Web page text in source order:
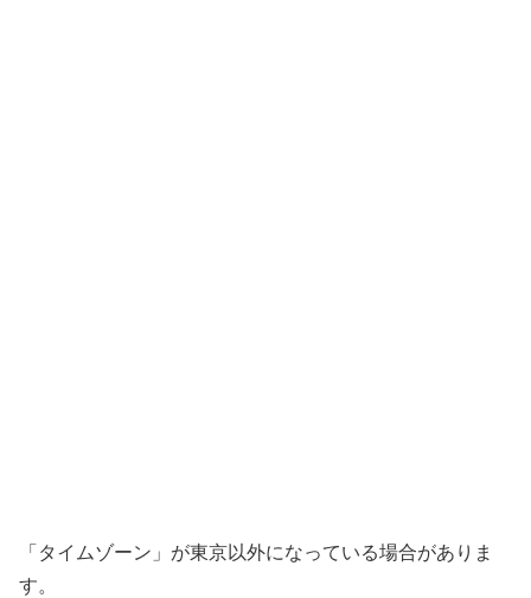
「タイムゾーン」が東京以外になっている場合がありま
す。